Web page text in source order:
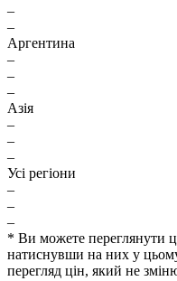
–
–
Аргентина
–
–
–
Азія
–
–
–
Усі регіони
–
–
–
* Ви можете переглянути
натиснувши на них у
перегляд цін, який не